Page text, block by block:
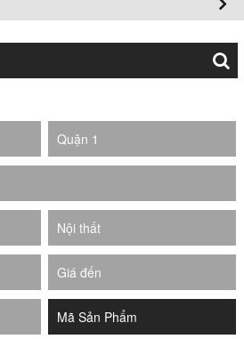
Quận 1
Nội thất
Giá đến